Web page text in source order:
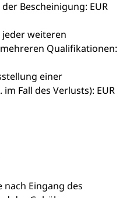
Bescheinigung: EUR
weiteren
Qualifikationen:
einer
Fall des Verlusts): EUR
Eingang des